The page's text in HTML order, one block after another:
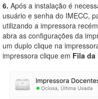
6. Após a instalação é
usuário e senha do IMECC,
utilizando a impressora
abra as configurações da
um duplo clique na
impressora clique em Fila da